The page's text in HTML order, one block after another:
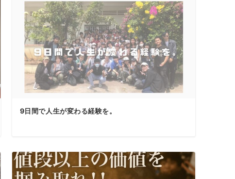
9日間で人生が変わる経験を。